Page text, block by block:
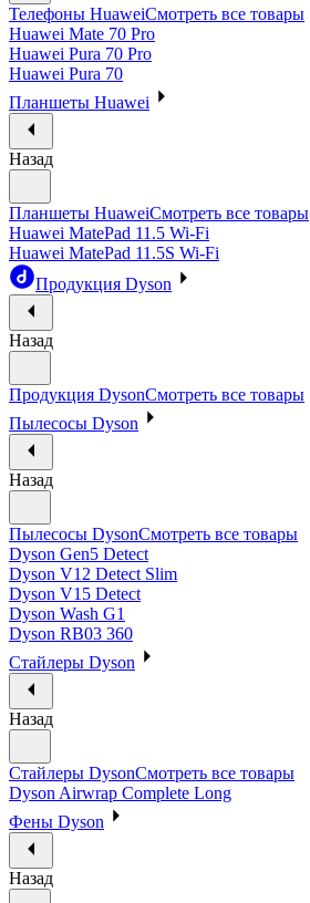
Телефоны HuaweiСмотреть все товары
Huawei Mate 70 Pro
Huawei Pura 70 Pro
Huawei Pura 70
Планшеты Huawei
Назад
Планшеты HuaweiСмотреть все товары
Huawei MatePad 11.5 Wi-Fi
Huawei MatePad 11.5S Wi-Fi
Продукция Dyson
Назад
Продукция DysonСмотреть все товары
Пылесосы Dyson
Назад
Пылесосы DysonСмотреть все товары
Dyson Gen5 Detect
Dyson V12 Detect Slim
Dyson V15 Detect
Dyson Wash G1
Dyson RB03 360
Стайлеры Dyson
Назад
Стайлеры DysonСмотреть все товары
Dyson Airwrap Complete Long
Фены Dyson
Назад